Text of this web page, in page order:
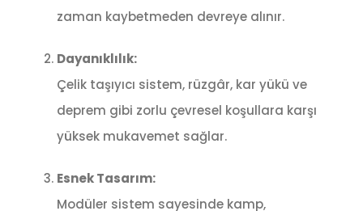
zaman kaybetmeden devreye alınır.
Dayanıklılık:
Çelik taşıyıcı sistem, rüzgâr, kar yükü ve
deprem gibi zorlu çevresel koşullara karşı
yüksek mukavemet sağlar.
Esnek Tasarım:
Modüler sistem sayesinde kamp,